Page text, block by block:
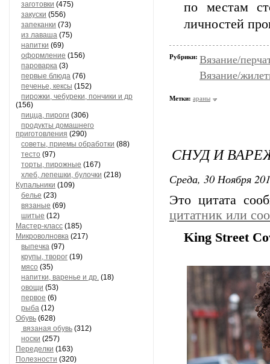
заготовки (475)
закуски (556)
запеканки (73)
из лаваша (75)
напитки (69)
оформление (156)
пароварка (3)
первые блюда (76)
печенье, кексы (152)
пирожки, чебуреки, пончики и др
(156)
пицца, пироги (306)
продукты домашнего
приготовления (290)
советы, приемы обработки (88)
тесто (97)
торты, пирожные (167)
хлеб, лепешки, булочки (218)
Купальники (109)
белье (23)
вязаные (69)
шитые (12)
Мастер-класс (185)
Микроволновка (217)
выпечка (97)
крупы, творог (19)
мясо (35)
напитки, варенье и др. (18)
овощи (53)
первое (6)
рыба (12)
Обувь (628)
вязаная обувь (312)
носки (257)
Переделки (163)
Полезности (320)
по местам
личностей
Рубрики: Вязание/
Вязание/
Метки: араны
СНУД И
Среда, 30 Ноября
Это цитата
цитатник или
King Street